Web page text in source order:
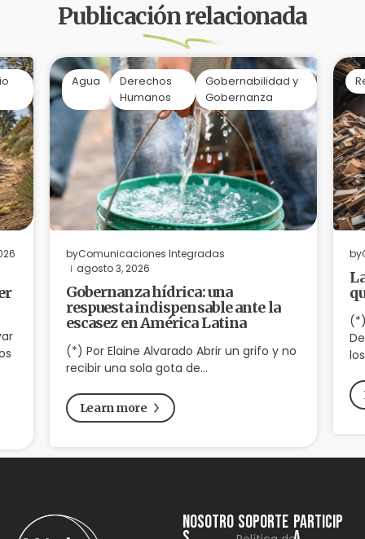
Publicación relacionada
Agua
Derechos
Humanos
Gobernabilidad y
Gobernanza
byComunicaciones Integradas
agosto 3, 2026
Gobernanza hídrica: una
respuesta indispensable ante la
escasez en América Latina
(*) Por Elaine Alvarado Abrir un grifo y no
recibir una sola gota de…
Learn more
by
NOSOTRO SOPORTE Particip